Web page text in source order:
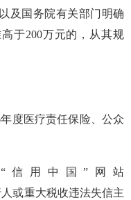
及国务院有关部门明确
于200万元的，从其规
年度医疗责任保险、公众
“信用中国”网站
或重大税收违法失信主